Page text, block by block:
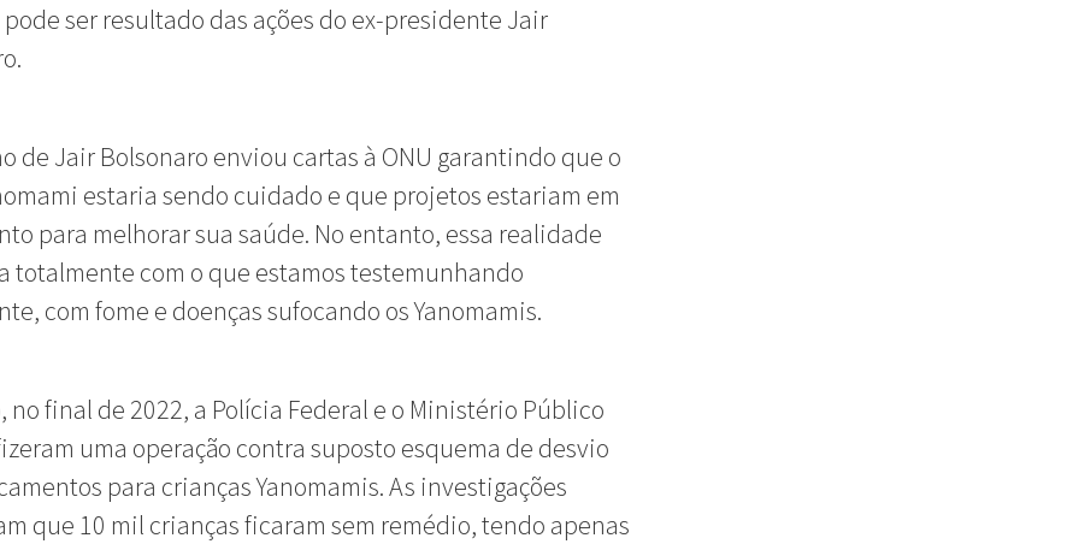
pode ser resultado das ações do ex-presidente Jair
de Jair Bolsonaro enviou cartas à ONU garantindo que o
estaria sendo cuidado e que projetos estariam em
para melhorar sua saúde. No entanto, essa realidade
totalmente com o que estamos testemunhando
com fome e doenças sufocando os Yanomamis.
no final de 2022, a Polícia Federal e o Ministério Público
uma operação contra suposto esquema de desvio
para crianças Yanomamis. As investigações
que 10 mil crianças ficaram sem remédio, tendo apenas